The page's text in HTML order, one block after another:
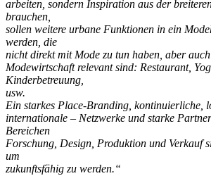
arbeiten, sondern Inspiration aus der
brauchen,
sollen weitere urbane Funktionen in ein
werden, die
nicht direkt mit Mode zu tun haben, aber
Modewirtschaft relevant sind: Restaurant,
Kinderbetreuung,
usw.
Ein starkes Place-Branding, kontinuierliche,
internationale – Netzwerke und starke
Bereichen
Forschung, Design, Produktion und Verkauf
um
zukunftsfähig zu werden.“